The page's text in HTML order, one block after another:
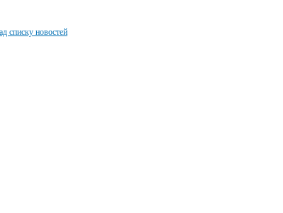
списку новостей